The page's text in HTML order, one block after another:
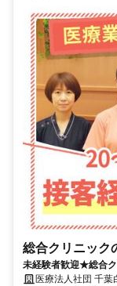
総合クリニック
未経験者歓迎★総合
リーンマークシティ
医療法人社団 千